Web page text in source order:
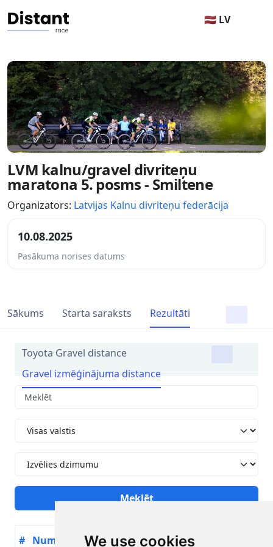
We use cookies
🇱🇻 LV
LVM kalnu/gravel divriteņu
maratona 5. posms - Smiltene
Organizators: Latvijas Kalnu divriteņu federācija
10.08.2025
Pasākuma norises datums
Sākums Starta saraksts Rezultāti
Toyota Gravel distance
Gravel izmēģinājuma distance
# Numurs Dalībnieks Valsts Gads